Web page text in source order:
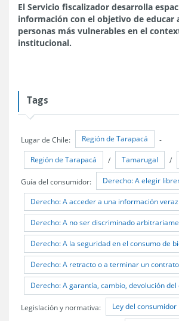
El Servicio fiscalizador desarrolla
información con el objetivo de educar
personas más vulnerables en el
institucional.
Tags
Lugar de Chile: Región de Tarapacá -
Región de Tarapacá / Tamarugal /
Guía del consumidor: Derecho: A elegir
Derecho: A acceder a una información
Derecho: A no ser discriminado
Derecho: A la seguridad en el consumo de
Derecho: A retracto o a terminar un
Derecho: A garantía, cambio, devolución
Legislación y normativa: Ley del consumidor